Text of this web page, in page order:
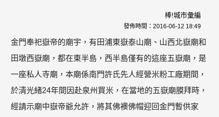
棒!城市彙編
發佈時間： 2016-06-12 18:49
金門奉祀嶽帝的廟宇，有田浦東嶽泰山廟、山西北嶽廟和
田墩西嶽廟，都在東半島，西半島僅有的這座五嶽廟，是
一座私人寺廟，本廟係南門許氏先人經營米粉工廠期間，
於清光緒24年間因赴泉州買米，在當地的五嶽廟膜拜時，
經請示廟中嶽帝爺允許，將其佛襖佛帽迎回金門暫供家